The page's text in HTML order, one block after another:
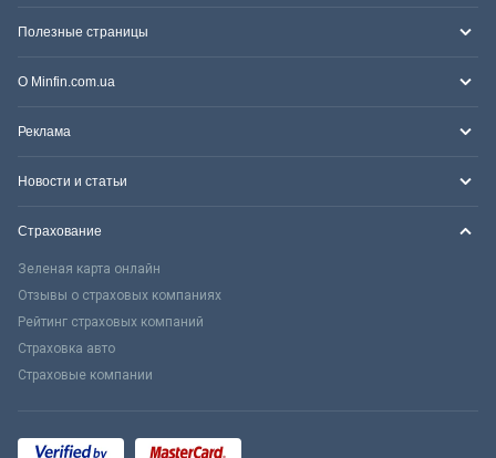
Полезные страницы
О Minfin.com.ua
Реклама
Новости и статьи
Страхование
Зеленая карта онлайн
Отзывы о страховых компаниях
Рейтинг страховых компаний
Страховка авто
Страховые компании